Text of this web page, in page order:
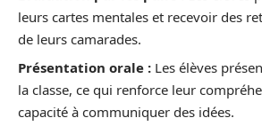
leurs cartes mentales et recevoir des
de leurs camarades.
Présentation orale : Les élèves
la classe, ce qui renforce leur
capacité à communiquer des idées.